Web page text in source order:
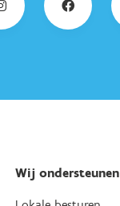
Wij ondersteunen